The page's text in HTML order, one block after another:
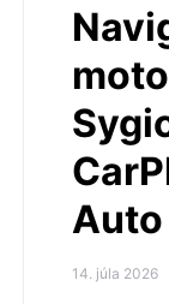
Auto
14. júla 2026